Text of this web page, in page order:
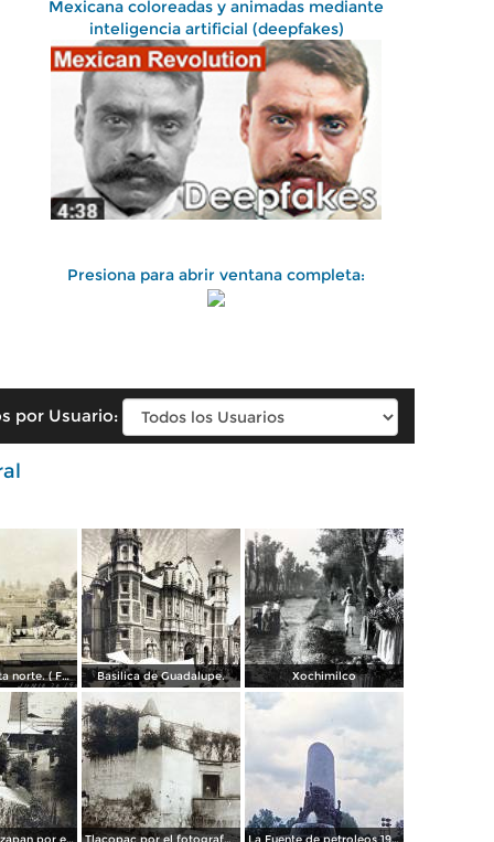
Mexicana coloreadas y animadas mediante
inteligencia artificial (deepfakes)
Presiona para abrir ventana completa:
por Usuario:
Panorama vista norte. ( Fechada el 20 de Junio de 1905 ). Basilica de Guadalupe. Xochimilco